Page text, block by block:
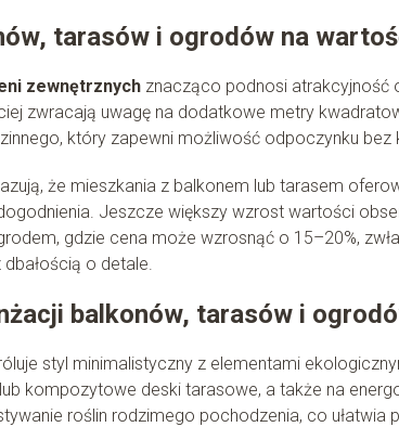
tarasów i ogrodów na
zewnętrznych znacząco podnosi atrakcyjność
zwracają uwagę na dodatkowe metry
który zapewni możliwość odpoczynku
że mieszkania z balkonem lub tarasem
Jeszcze większy wzrost wartości
gdzie cena może wzrosnąć o 15–20%,
o detale.
balkonów, tarasów i
styl minimalistyczny z elementami
kompozytowe deski tarasowe, a także na
roślin rodzimego pochodzenia, co ułatwia